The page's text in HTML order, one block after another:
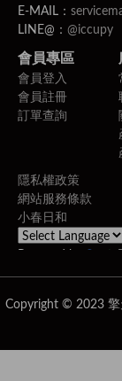
E-MAIL：
LINE@： @iccupy
會員專區
會員登入
會員註冊
訂單查詢
隱私權政策
網站服務條款
小春日和
Copyright © 2023 擎